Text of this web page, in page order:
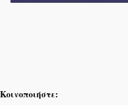
Κοινοποιήστε: